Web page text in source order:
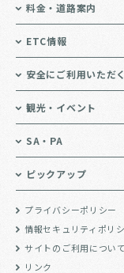
料金・道路案内
ETC情報
安全にご利用いただ
観光・イベント
SA・PA
ピックアップ
プライバシーポリシー
情報セキュリティポリ
サイトのご利用について
リンク